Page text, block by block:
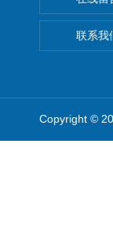
联系我
Copyright ©